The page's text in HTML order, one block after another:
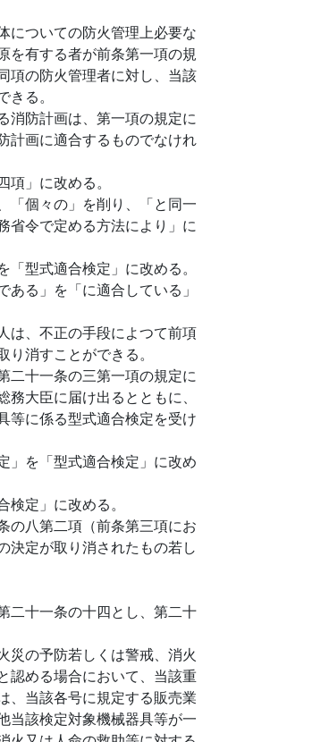
についての防火管理上必要な
を有する者が前条第一項の規
項の防火管理者に対し、当該
る。
消防計画は、第一項の規定に
計画に適合するものでなけれ
」に改める。
「個々の」を削り、「と同一
省令で定める方法により」に
型式適合検定」に改める。
る」を「に適合している」
は、不正の手段によつて前項
消すことができる。
二十一条の三第一項の規定に
大臣に届け出るとともに、
等に係る型式適合検定を受け
」を「型式適合検定」に改め
定」に改める。
の八第二項（前条第三項にお
決定が取り消されたもの若し
二十一条の十四とし、第二十
災の予防若しくは警戒、消火
認める場合において、当該重
、当該各号に規定する販売業
当該検定対象機械器具等が一